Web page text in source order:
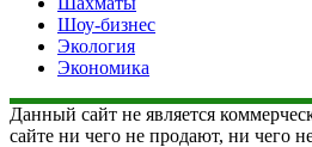
Шоу-бизнес
Экология
Экономика
Данный сайт не является
сайте ни чего не продают, ни чего